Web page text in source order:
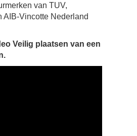
van TUV,
AIB-Vincotte Nederland
Veilig plaatsen van een